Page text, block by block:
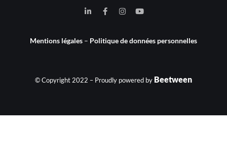
Mentions légales – Politique de données personnelles
© Copyright 2022 – Proudly powered by Beetween